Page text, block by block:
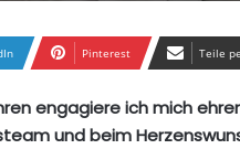
Pinterest Teile
engagiere ich mich
und beim